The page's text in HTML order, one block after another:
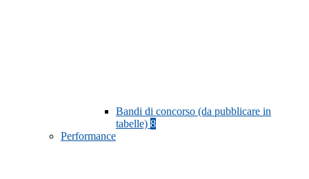
Bandi di concorso (da pubblicare in
tabelle) 8
Performance